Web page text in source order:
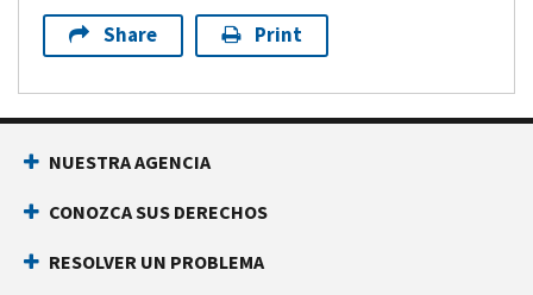
Share Print
NUESTRA AGENCIA
CONOZCA SUS DERECHOS
RESOLVER UN PROBLEMA